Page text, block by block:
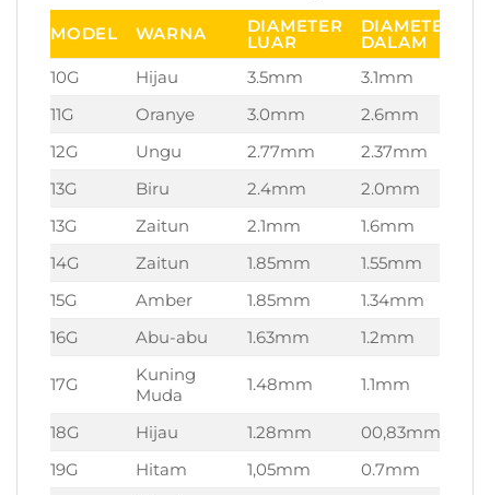
MODEL WARNA DIAMETER
LUAR
DIAMETER
DALAM
10G
Hijau 3.5mm 3.1mm
11G
Oranye 3.0mm 2.6mm
12G
Ungu 2.77mm 2.37mm
13G
Biru 2.4mm 2.0mm
13G
Zaitun 2.1mm 1.6mm
14G
Zaitun 1.85mm 1.55mm
15G
Amber 1.85mm 1.34mm
16G
Abu-abu 1.63mm 1.2mm
17G
Kuning
Muda
1.48mm 1.1mm
18G Hijau 1.28mm 00,83mm
19G
Hitam 1,05mm 0.7mm